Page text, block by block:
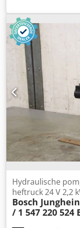
magneet,
gebruikssporen,
conform foto's, LET
en verzendkosten!
transport dienen
Agsi D E U Ao Roa
Hydraulische
heftruck 24 V 2,2
Bosch
/ 1 547 220 524